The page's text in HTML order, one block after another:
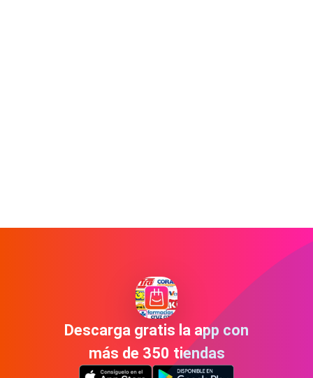
Descarga gratis la app con
más de 350 tiendas